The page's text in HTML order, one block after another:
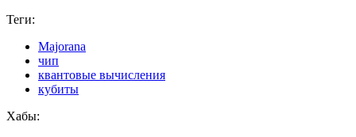
Теги:
Majorana
чип
квантовые вычисления
кубиты
Хабы: